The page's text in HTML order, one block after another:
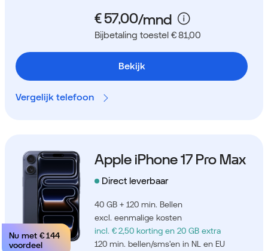
Bijbetaling toestel € 81,00
Bekijk
Vergelijk telefoon
Nu met € 144
voordeel
Apple iPhone 17 Pro Max
Direct leverbaar
40 GB + 120 min. Bellen
excl. eenmalige kosten
incl. € 2,50 korting en 20 GB extra
120 min. bellen/sms'en in NL en EU